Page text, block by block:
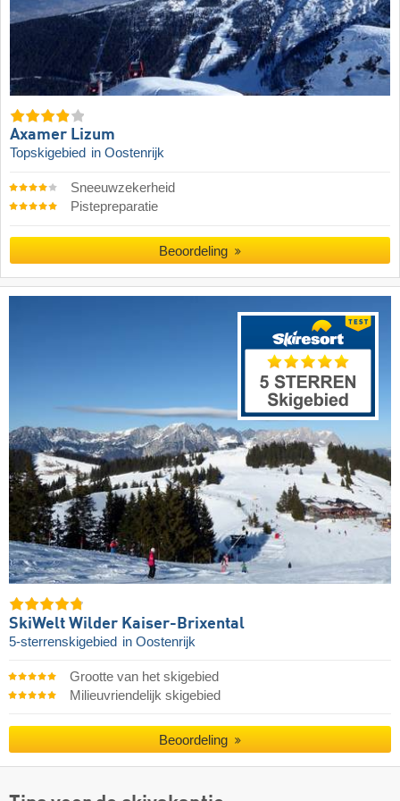
Axamer Lizum
Topskigebied in Oostenrijk
Sneeuwzekerheid
Pistepreparatie
Beoordeling
SkiWelt Wilder Kaiser-Brixental
5-sterrenskigebied in Oostenrijk
Grootte van het skigebied
Milieuvriendelijk skigebied
Beoordeling